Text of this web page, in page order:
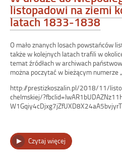
listopadowi na ziemi
latach 1833-1838
O mało znanych losach powstańców
także w kolejnych latach trafili w
temat źródłach w archiwach
można poczytać w bieżącym numerze
http://prestizkoszalin.pl/2018/11/
chelmskiej/
Czytaj więcej „W
drodze